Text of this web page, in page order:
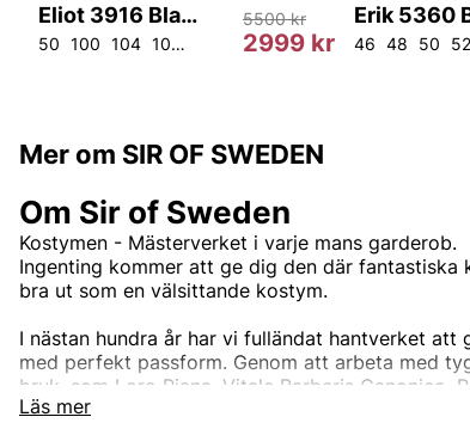
Eliot 3916 Blazer
50 100 104 108 D104
2999 kr
5500 kr
46 48 50 52
Mer om SIR OF SWEDEN
Läs mer
Om Sir of Sweden
Kostymen - Mästerverket i varje mans garderob.
Ingenting kommer att ge dig den där fantastiska
bra ut som en välsittande kostym.
I nästan hundra år har vi fulländat hantverket
med perfekt passform. Genom att arbeta med
bruk, som Loro Piana, Vitale Barberis Canonico,
kommer våra kostymer inte att göra dig